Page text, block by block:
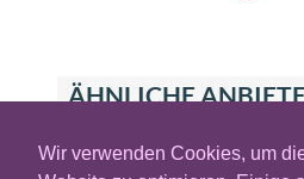
Wir verwenden Cookies, um
ÄHNLICHE
PARTNER